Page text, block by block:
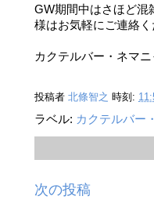
GW期間中はさほど混
様はお気軽にご連絡
カクテルバー・ネマ
投稿者 北條智之 時刻:
ラベル: カクテルバー
次の投稿